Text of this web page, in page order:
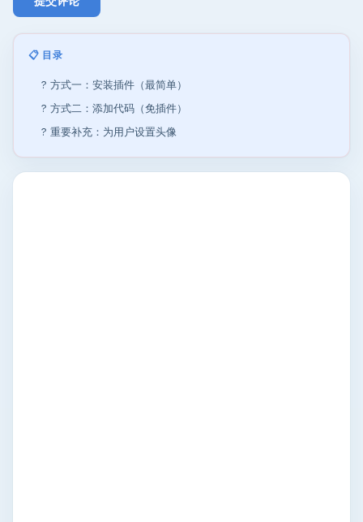
📋 目录
? 方式一：安装插件（最简单）
? 方式二：添加代码（免插件）
? 重要补充：为用户设置头像